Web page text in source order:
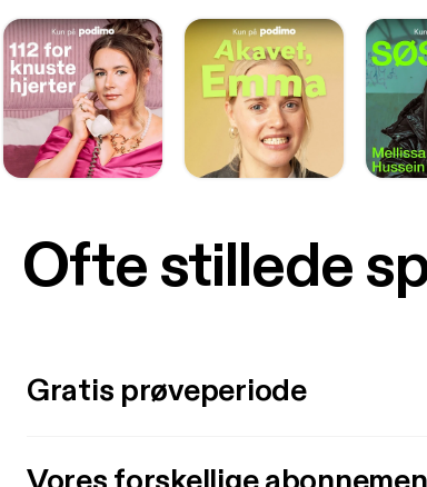
Ofte stillede
Gratis prøveperiode